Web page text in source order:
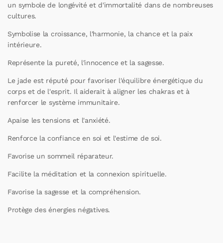
un symbole de longévité et d'immortalité dans de nombreuses
cultures.
Symbolise la croissance, l'harmonie, la chance et la paix
intérieure.
Représente la pureté, l'innocence et la sagesse.
Le jade est réputé pour favoriser l'équilibre énergétique du
corps et de l'esprit. Il aiderait à aligner les chakras et à
renforcer le système immunitaire.
Apaise les tensions et l'anxiété.
Renforce la confiance en soi et l'estime de soi.
Favorise un sommeil réparateur.
Facilite la méditation et la connexion spirituelle.
Favorise la sagesse et la compréhension.
Protège des énergies négatives.